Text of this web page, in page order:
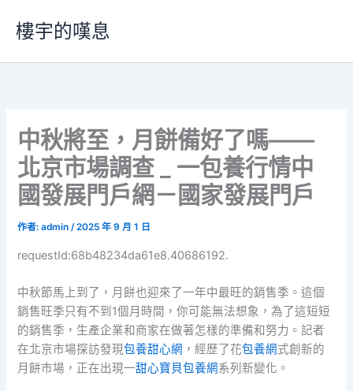
要
樓宇的嘆息
中秋將至，月餅備好了嗎——
北京市場調查 _ 一包養行情中
國發展門戶網－國家發展門戶
作者:admin/2025 年 9 月 1 日
requestId:68b48234da61e8.40686192.
中秋節馬上到了，月餅也迎來了一年中最旺的銷售季。這個
銷售旺季只有不到1個月時間，你可能無法想象，為了這短短
的銷售季，生產企業和商家在做著怎樣的準備和努力。記者
在北京市場探訪發現包養甜心網 ，經歷了花包養網式創新的
月餅市場，正在出現一甜心寶貝包養網系列新變化。